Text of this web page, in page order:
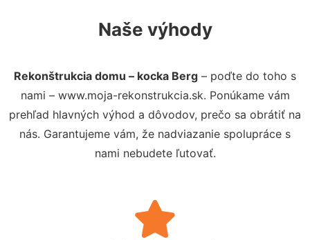
Naše výhody
Rekonštrukcia domu – kocka Berg – poďte do toho s
nami – www.moja-rekonstrukcia.sk. Ponúkame vám
prehľad hlavných výhod a dôvodov, prečo sa obrátiť na
nás. Garantujeme vám, že nadviazanie spolupráce s
nami nebudete ľutovať.